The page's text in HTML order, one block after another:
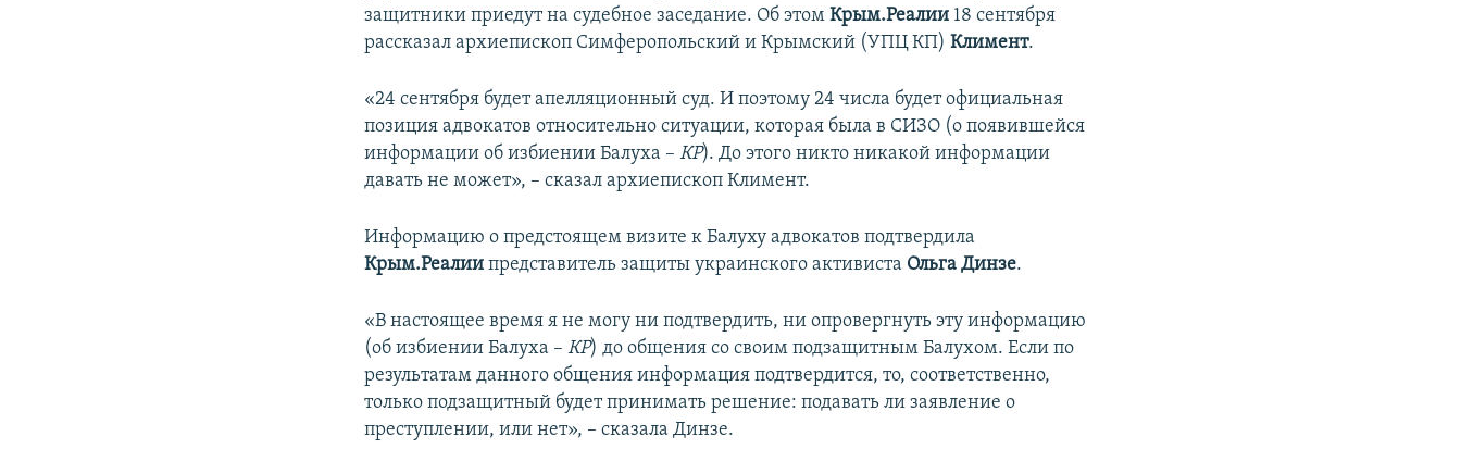
защитники приедут на судебное заседание. Об этомКрым.Реалии 18 сентября
рассказал архиепископ Симферопольский и Крымский (УПЦ КП)Климент.
«24 сентября будет апелляционный суд. И поэтому 24 числа будет официальная
позиция адвокатов относительно ситуации, которая была в СИЗО (о появившейся
информации об избиении Балуха –КР). До этого никто никакой информации
давать не может», – сказал архиепископ Климент.
Информацию о предстоящем визите к Балуху адвокатов подтвердила
Крым.Реалии представитель защиты украинского активиста Ольга Динзе.
«В настоящее время я не могу ни подтвердить, ни опровергнуть эту информацию
(об избиении Балуха –КР) до общения со своим подзащитным Балухом. Если по
результатам данного общения информация подтвердится, то, соответственно,
только подзащитный будет принимать решение: подавать ли заявление о
преступлении, или нет», – сказала Динзе.